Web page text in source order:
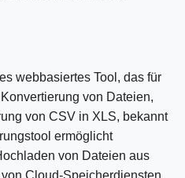
webbasiertes Tool, das für
von Dateien,
von CSV in XLS, bekannt
ermöglicht
von Dateien aus